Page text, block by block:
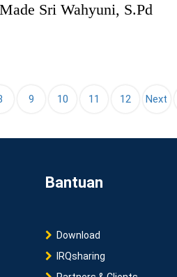
Sri Wahyuni, S.Pd
9 10 11 12 Next
Bantuan
Download
IRQsharing